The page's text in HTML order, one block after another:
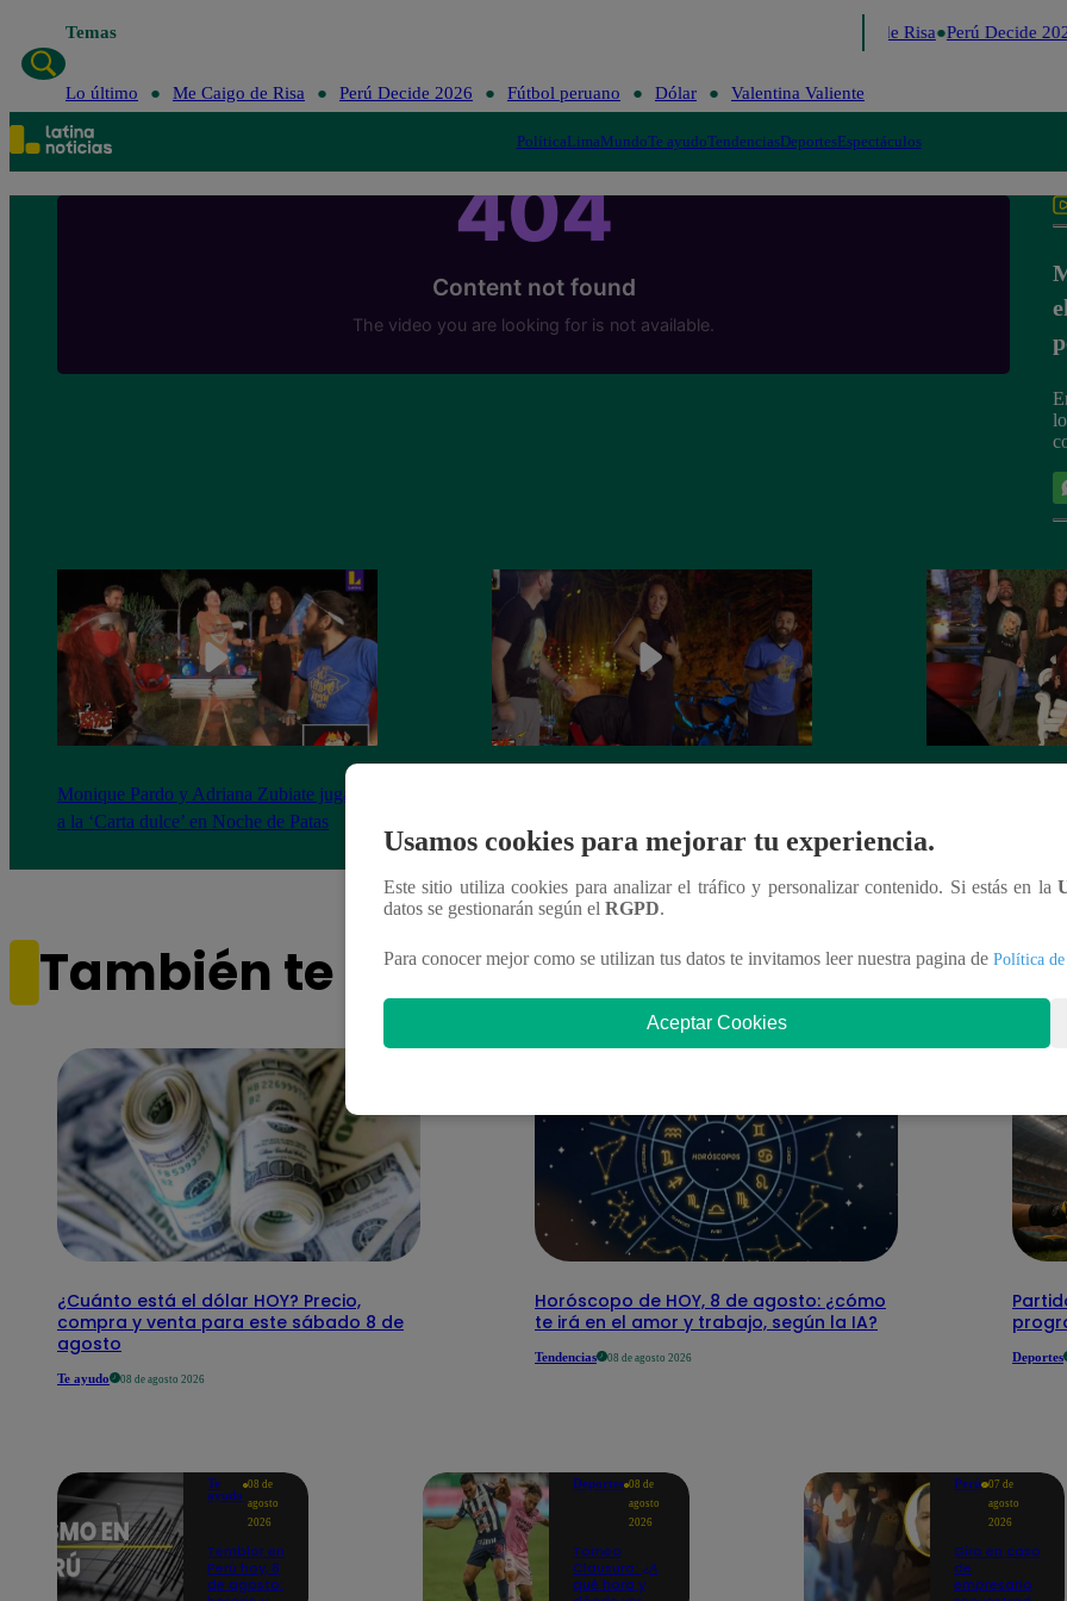
Temas Me Caigo de Risa Perú Decide
Lo último Me Caigo de Risa Perú Decide 2026 Fútbol peruano Dólar Valentina Valiente
PolíticaLimaMundoTe ayudoTendenciasDeportesEspectáculos
Monique Pardo y Adriana Zubiate jugaron
a la ‘Carta dulce’ en Noche de Patas
También te puede interesar
¿Cuánto está el dólar HOY? Precio,
compra y venta para este sábado 8 de
agosto
Te ayudo 08 de agosto 2026
Horóscopo de HOY, 8 de agosto: ¿cómo
te irá en el amor y trabajo, según la IA?
Tendencias 08 de agosto 2026 Deportes
Te
ayudo
08 de
agosto
2026
Temblor en
Perú hoy, 8
de agosto:
Deportes 08 de
agosto
2026
Torneo
Clausura: ¿A
qué hora y
Perú 07 de
agosto
2026
Giro en caso
de
empresario
Usamos cookies para mejorar tu experiencia.
Este sitio utiliza cookies para analizar el tráfico y personalizar contenido. Si estás en la
datos se gestionarán según el RGPD.
Para conocer mejor como se utilizan tus datos te invitamos leer nuestra pagina de Política
Aceptar Cookies